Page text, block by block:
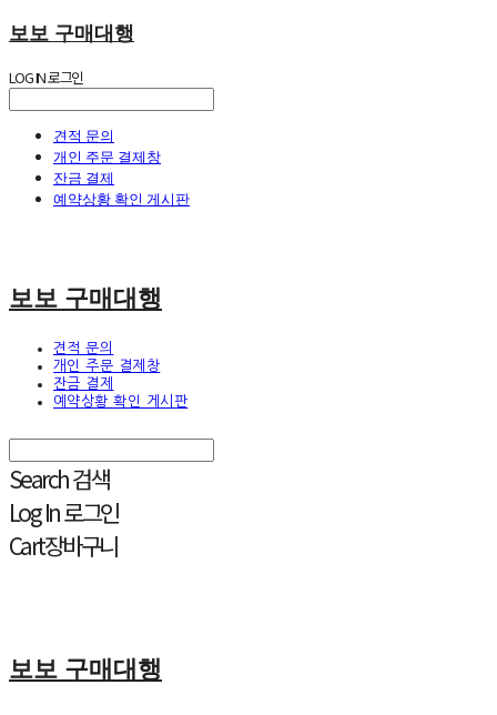
보보 구매대행
LOG IN로그인
견적 문의
개인 주문 결제창
잔금 결제
예약상황 확인 게시판
보보 구매대행
견적 문의
개인 주문 결제창
잔금 결제
예약상황 확인 게시판
Search검색
Log In로그인
Cart장바구니
보보 구매대행